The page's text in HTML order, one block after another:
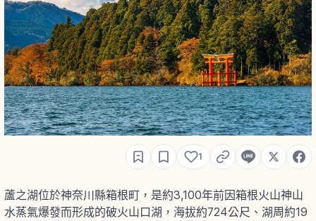
1
蘆之湖位於神奈川縣箱根町，是約3,100年前因箱根火山神山
水蒸氣爆發而形成的破火山口湖，海拔約724公尺、湖周約19